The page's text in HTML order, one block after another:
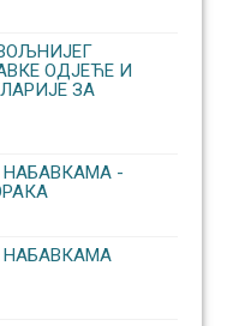
ОДЈЕЋЕ И
ЗА
-